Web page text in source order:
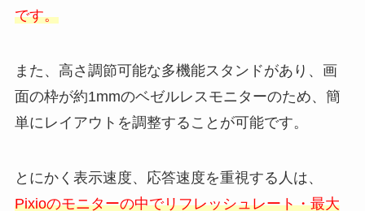
です。
また、高さ調節可能な多機能スタンドがあり、画
面の枠が約1mmのベゼルレスモニターのため、簡
単にレイアウトを調整することが可能です。
とにかく表示速度、応答速度を重視する人は、
Pixioのモニターの中でリフレッシュレート・最大